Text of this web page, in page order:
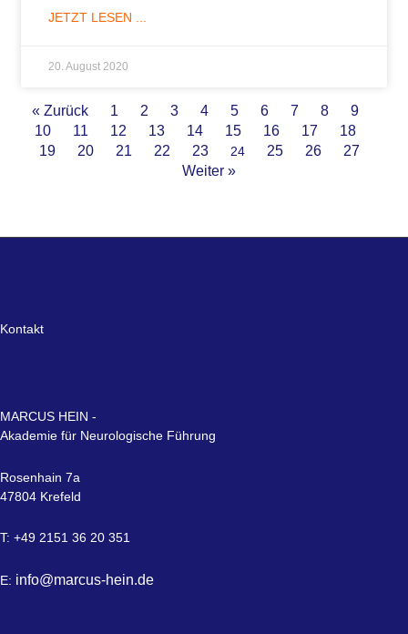
JETZT LESEN ...
20. August 2020
« Zurück 1 2 3 4 5 6 7 8
9
10
11 12 13 14 15 16 17
18
19
20 21 22 23 24 25 26
27
Weiter »
Kontakt
MARCUS HEIN -
Akademie für Neurologische Führung
Rosenhain 7a
47804 Krefeld
T: +49 2151 36 20 351
E: info@marcus-hein.de